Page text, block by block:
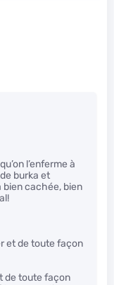
l’enferme à
burka et
bien cachée, bien
et de toute façon
de toute façon